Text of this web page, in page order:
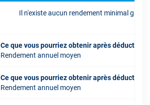
Il n'existe aucun rendement minimal
Ce que vous pourriez obtenir après déduction
Rendement annuel moyen
Ce que vous pourriez obtenir après déduction
Rendement annuel moyen